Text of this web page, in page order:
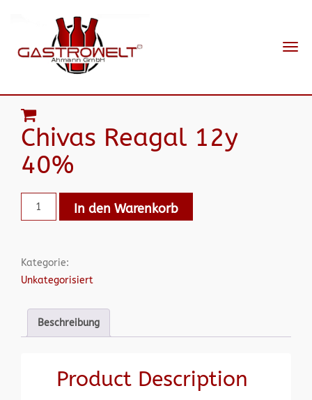
Chivas Reagal 12y
40%
In den Warenkorb
Kategorie:
Unkategorisiert
Beschreibung
Product Description